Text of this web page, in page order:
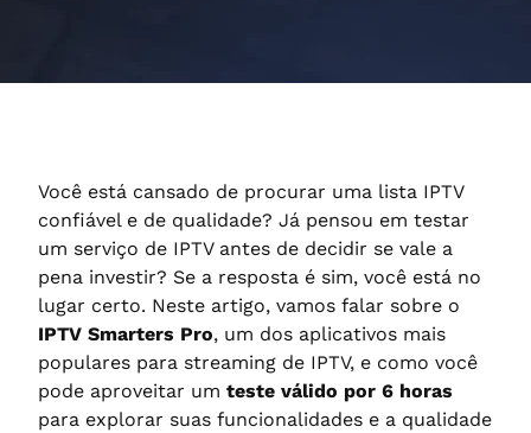
Você está cansado de procurar uma lista IPTV
confiável e de qualidade? Já pensou em testar
um serviço de IPTV antes de decidir se vale a
pena investir? Se a resposta é sim, você está no
lugar certo. Neste artigo, vamos falar sobre o
IPTV Smarters Pro, um dos aplicativos mais
populares para streaming de IPTV, e como você
pode aproveitar um teste válido por 6 horas
para explorar suas funcionalidades e a qualidade